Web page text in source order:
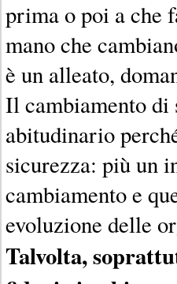
prima o poi a che
mano che
è un alleato,
Il cambiamento di
abitudinario
sicurezza: più un
cambiamento e
evoluzione delle
Talvolta,